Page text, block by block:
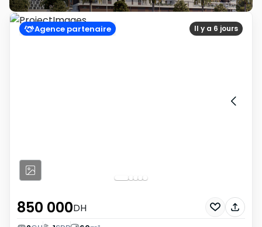
Il y a 6 jours
Agence partenaire
850 000DH